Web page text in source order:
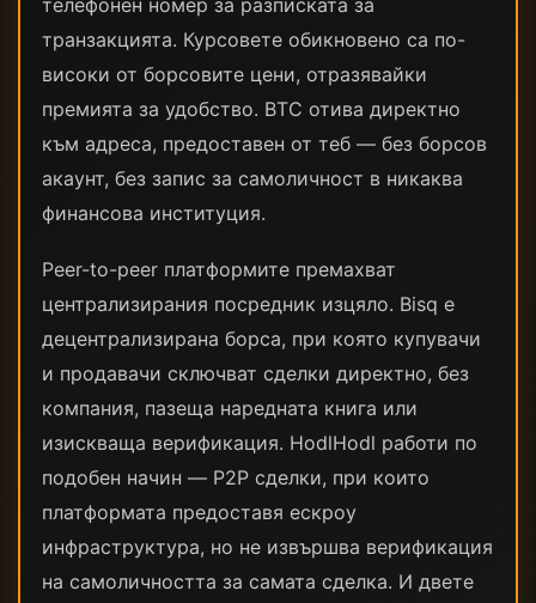
телефонен номер за разписката за
транзакцията. Курсовете обикновено са по-
високи от борсовите цени, отразявайки
премията за удобство. BTC отива директно
към адреса, предоставен от теб — без борсов
акаунт, без запис за самоличност в никаква
финансова институция.
Peer-to-peer платформите премахват
централизирания посредник изцяло. Bisq е
децентрализирана борса, при която купувачи
и продавачи сключват сделки директно, без
компания, пазеща наредната книга или
изискваща верификация. HodlHodl работи по
подобен начин — P2P сделки, при които
платформата предоставя ескроу
инфраструктура, но не извършва верификация
на самоличността за самата сделка. И двете